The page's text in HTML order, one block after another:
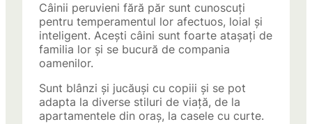
Câinii peruvieni fără păr sunt cunoscuți
pentru temperamentul lor afectuos, loial și
inteligent. Acești câini sunt foarte atașați de
familia lor și se bucură de compania
oamenilor.
Sunt blânzi și jucăuși cu copiii și se pot
adapta la diverse stiluri de viață, de la
apartamentele din oraș, la casele cu curte.